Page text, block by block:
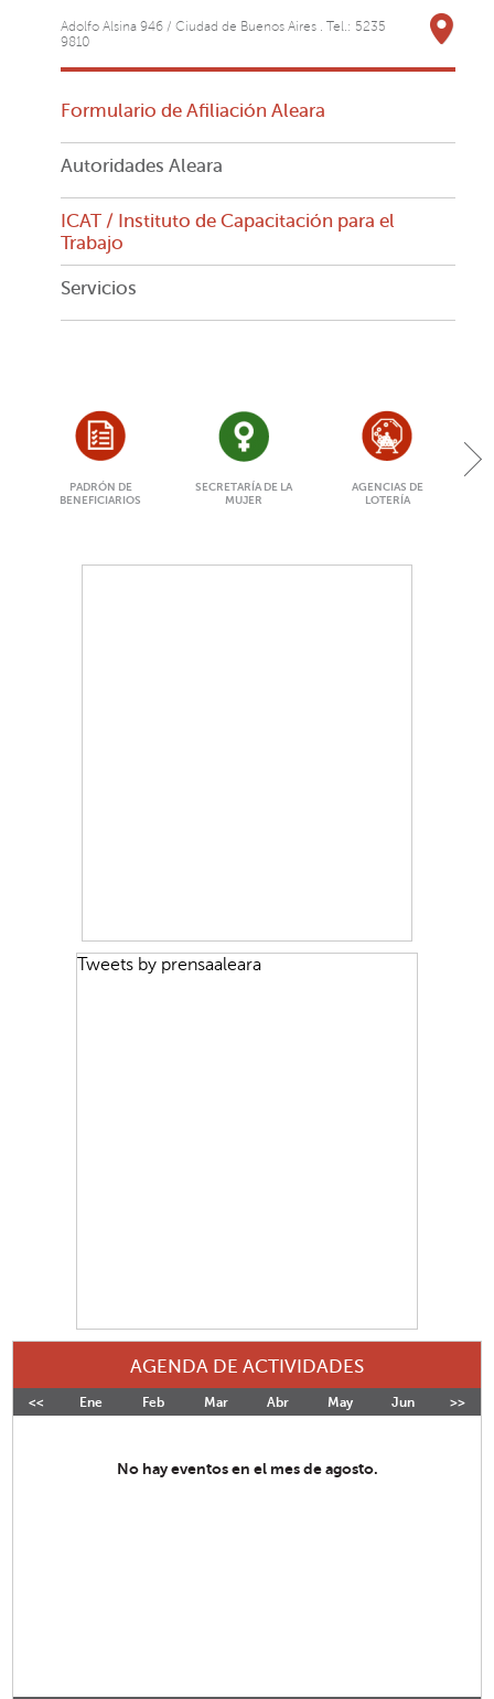
Adolfo Alsina 946 / Ciudad de Buenos Aires . Tel.: 5235
9810
Formulario de Afiliación Aleara
Autoridades Aleara
ICAT / Instituto de Capacitación para el
Trabajo
Servicios
PADRÓN DE
BENEFICIARIOS
SECRETARÍA DE LA
MUJER
AGENCIAS DE
LOTERÍA
Tweets by prensaaleara
AGENDA DE ACTIVIDADES
<< Ene Feb Mar Abr May Jun Jul
>>
No hay eventos en el mes de agosto.